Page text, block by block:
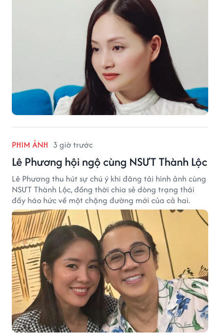
PHIM ẢNH 3 giờ trước
Lê Phương hội ngộ cùng NSƯT Thành Lộc
Lê Phương thu hút sự chú ý khi đăng tải hình ảnh cùng
NSƯT Thành Lộc, đồng thời chia sẻ dòng trạng thái
đầy háo hức về một chặng đường mới của cả hai.